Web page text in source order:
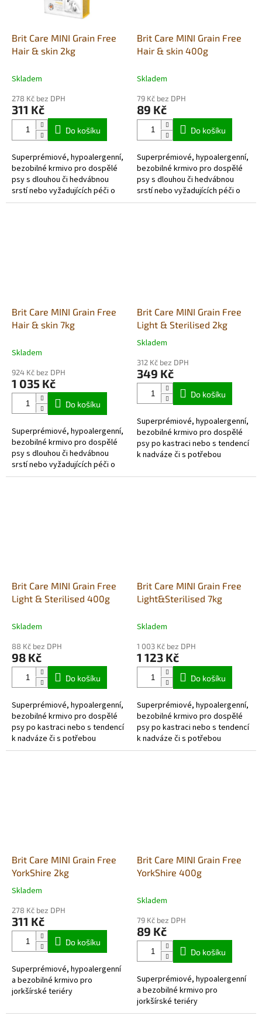
Brit Care MINI Grain Free
Hair & skin 2kg
Skladem
278 Kč bez DPH
311 Kč
Do košíku
Superprémiové, hypoalergenní,
bezobilné krmivo pro dospělé
psy s dlouhou či hedvábnou
srstí nebo vyžadujících péči o
srst malých a trpasličích
Brit Care MINI Grain Free
Hair & skin 400g
Skladem
79 Kč bez DPH
89 Kč
Do košíku
Superprémiové, hypoalergenní,
bezobilné krmivo pro dospělé
psy s dlouhou či hedvábnou
srstí nebo vyžadujících péči o
srst malých a trpasličích
Brit Care MINI Grain Free
Hair & skin 7kg
Skladem
924 Kč bez DPH
1 035 Kč
Do košíku
Superprémiové, hypoalergenní,
bezobilné krmivo pro dospělé
psy s dlouhou či hedvábnou
srstí nebo vyžadujících péči o
srst malých a trpasličích
Brit Care MINI Grain Free
Light & Sterilised 2kg
Průměrné
produktu
je
hvězdiček.
Skladem
312 Kč bez DPH
349 Kč
Do košíku
Superprémiové, hypoalergenní,
bezobilné krmivo pro dospělé
psy po kastraci nebo s tendencí
k nadváze či s potřebou
Pro malá a trpasličí plemena.
Brit Care MINI Grain Free
Light & Sterilised 400g
Skladem
88 Kč bez DPH
98 Kč
Do košíku
Superprémiové, hypoalergenní,
bezobilné krmivo pro dospělé
psy po kastraci nebo s tendencí
k nadváze či s potřebou
kontrolovat tělesnou hmotnost.
Brit Care MINI Grain Free
Light&Sterilised 7kg
Skladem
1 003 Kč bez DPH
1 123 Kč
Do košíku
Superprémiové, hypoalergenní,
bezobilné krmivo pro dospělé
psy po kastraci nebo s tendencí
k nadváze či s potřebou
kontrolovat tělesnou hmotnost.
Brit Care MINI Grain Free
YorkShire 2kg
Průměrné
produktu
je
hvězdiček.
Skladem
278 Kč bez DPH
311 Kč
Do košíku
Superprémiové, hypoalergenní
a bezobilné krmivo pro
jorkšírské teriéry
Brit Care MINI Grain Free
YorkShire 400g
Skladem
79 Kč bez DPH
89 Kč
Do košíku
Superprémiové, hypoalergenní
a bezobilné krmivo pro
jorkšírské teriéry